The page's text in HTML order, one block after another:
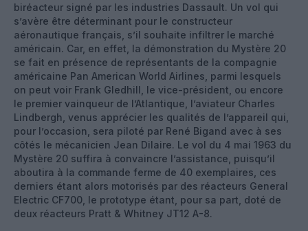
biréacteur signé par les industries Dassault. Un vol qui
s’avère être déterminant pour le constructeur
aéronautique français, s’il souhaite infiltrer le marché
américain. Car, en effet, la démonstration du Mystère 20
se fait en présence de représentants de la compagnie
américaine Pan American World Airlines, parmi lesquels
on peut voir Frank Gledhill, le vice-président, ou encore
le premier vainqueur de l’Atlantique, l’aviateur Charles
Lindbergh, venus apprécier les qualités de l’appareil qui,
pour l’occasion, sera piloté par René Bigand avec à ses
côtés le mécanicien Jean Dilaire. Le vol du 4 mai 1963 du
Mystère 20 suffira à convaincre l’assistance, puisqu’il
aboutira à la commande ferme de 40 exemplaires, ces
derniers étant alors motorisés par des réacteurs General
Electric CF700, le prototype étant, pour sa part, doté de
deux réacteurs Pratt & Whitney JT12 A-8.